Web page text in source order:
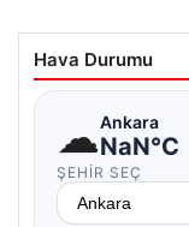
Hava Durumu
☁Ankara
NaN°C
ŞEHIR SEÇ